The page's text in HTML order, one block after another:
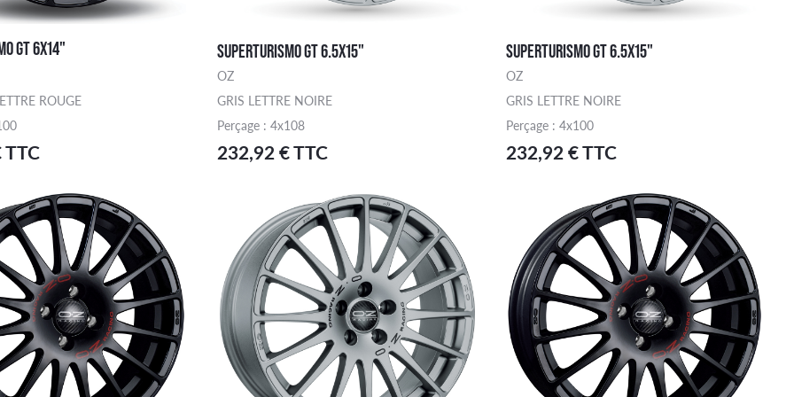
GT 6X14"
ROUGE
SUPERTURISMO GT 6.5X15"
OZ
GRIS LETTRE NOIRE
Perçage : 4x108
232,92 € TTC
SUPERTURISMO GT 6.5X15"
OZ
GRIS LETTRE NOIRE
Perçage : 4x100
232,92 € TTC